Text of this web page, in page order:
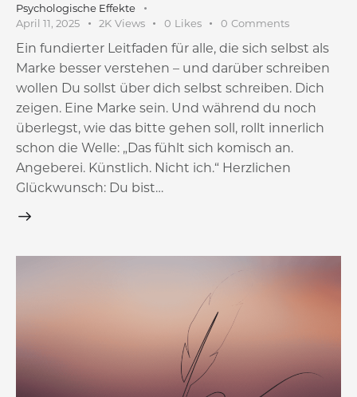
Psychologische Effekte
April 11, 2025
2K Views 0 Likes 0 Comments
Ein fundierter Leitfaden für alle, die sich selbst als
Marke besser verstehen – und darüber schreiben
wollen Du sollst über dich selbst schreiben. Dich
zeigen. Eine Marke sein. Und während du noch
überlegst, wie das bitte gehen soll, rollt innerlich
schon die Welle: „Das fühlt sich komisch an.
Angeberei. Künstlich. Nicht ich.“ Herzlichen
Glückwunsch: Du bist…